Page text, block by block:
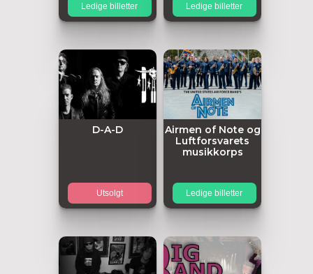
Ledige billetter Ledige billetter
D-A-D
Utsolgt
Airmen of Note og
Luftforsvarets
musikkorps
Ledige billetter